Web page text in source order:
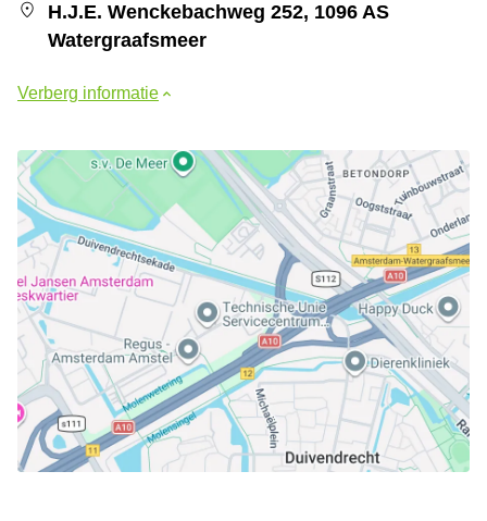
H.J.E. Wenckebachweg 252, 1096 AS
Watergraafsmeer
Verberg informatie